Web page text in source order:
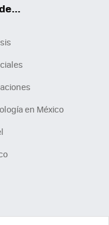
en México